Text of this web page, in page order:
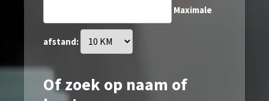
Maximale
afstand:
Of zoek op naam of